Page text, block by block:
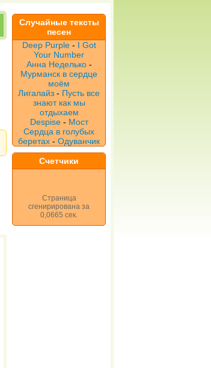
Случайные тексты
песен
Deep Purple- I Got
Your Number
Анна Неделько-
Мурманск в сердце
моём
Лигалайз - Пусть все
знают как мы
отдыхаем
Despise- Мост
Сердца в голубых
беретах - Одуванчик
Счетчики
Страница
сгенирирована за
0,0665 сек.